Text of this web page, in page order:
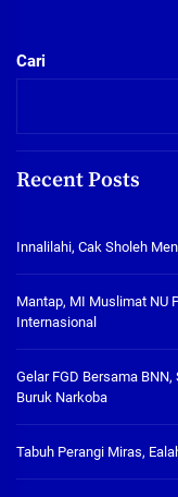
Cari
Recent Posts
Innalilahi, Cak Sholeh
Mantap, MI Muslimat NU
Internasional
Gelar FGD Bersama
Buruk Narkoba
Tabuh Perangi Miras,